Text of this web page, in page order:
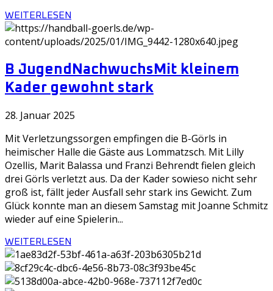
WEITERLESEN
B Jugend Nachwuchs Mit kleinem
Kader gewohnt stark
28. Januar 2025
Mit Verletzungssorgen empfingen die B-Görls in
heimischer Halle die Gäste aus Lommatzsch. Mit Lilly
Ozellis, Marit Balassa und Franzi Behrendt fielen gleich
drei Görls verletzt aus. Da der Kader sowieso nicht sehr
groß ist, fällt jeder Ausfall sehr stark ins Gewicht. Zum
Glück konnte man an diesem Samstag mit Joanne Schmitz
wieder auf eine Spielerin...
WEITERLESEN